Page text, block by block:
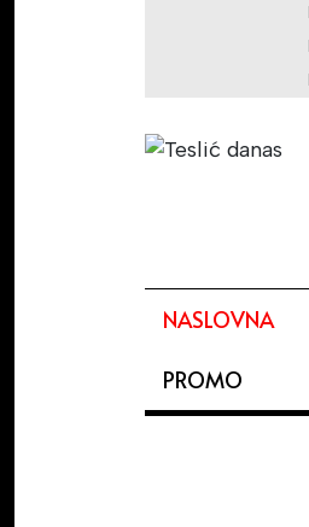
NASLOVNA
PROMO